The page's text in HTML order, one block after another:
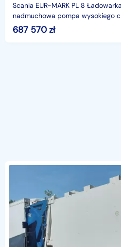
Scania EUR-MARK PL 8
nadmuchowa pompa wysokiego
kmRok prod. 2010VIDEOhttps://
v=HDyxrKSs
687 570zł